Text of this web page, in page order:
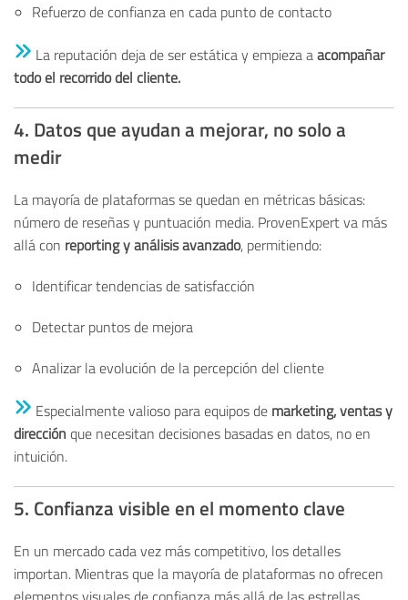
Refuerzo de confianza en cada punto de contacto
La reputación deja de ser estática y empieza aacompañar
todo el recorrido del cliente.
4. Datos que ayudan a mejorar, no solo a
medir
La mayoría de plataformas se quedan en métricas básicas:
número de reseñas y puntuación media. ProvenExpert va más
allá con reporting y análisis avanzado, permitiendo:
Identificar tendencias de satisfacción
Detectar puntos de mejora
Analizar la evolución de la percepción del cliente
Especialmente valioso para equipos de marketing, ventas y
dirección que necesitan decisiones basadas en datos, no en
intuición.
5. Confianza visible en el momento clave
En un mercado cada vez más competitivo, los detalles
importan. Mientras que la mayoría de plataformas no ofrecen